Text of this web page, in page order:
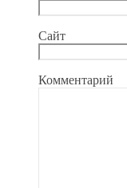
Сайт
Комментарий